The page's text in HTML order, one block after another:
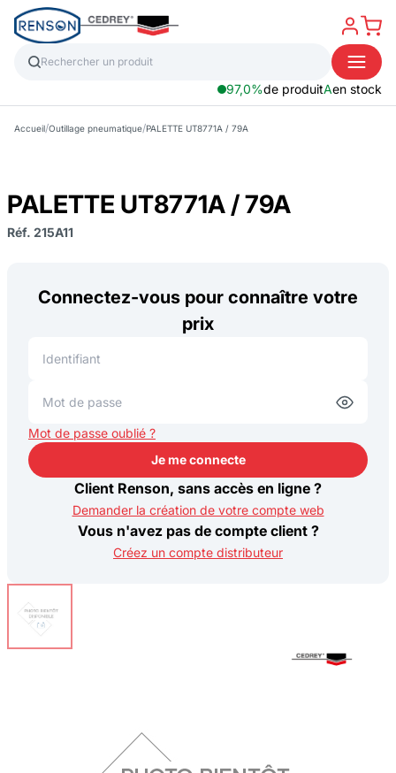
97,0%de produitAen stock
Accueil/Outillage pneumatique/PALETTE UT8771A / 79A
PALETTE UT8771A / 79A
Réf. 215A11
Connectez-vous pour connaître votre
prix
Mot de passe oublié ?
Je me connecte
Je me connecte
Client Renson, sans accès en ligne ?
Demander la création de votre compte web
Vous n'avez pas de compte client ?
Créez un compte distributeur